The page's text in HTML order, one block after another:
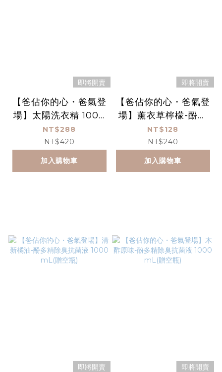
即將開賣
【爸佔你的心・爸氣登
場】太陽洗衣精 1000
mL
NT$288
NT$420
加入購物車
即將開賣
【爸佔你的心・爸氣登
場】薰衣草檸檬-酚多
精除臭抗菌液 1000
mL(贈空瓶)
NT$128
NT$240
加入購物車
即將開賣 即將開賣